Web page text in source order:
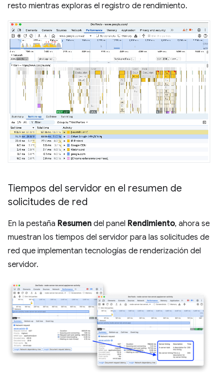
resto mientras exploras el registro de rendimiento.
Tiempos del servidor en el resumen de
solicitudes de red
En la pestaña Resumen del panel Rendimiento, ahora se
muestran los tiempos del servidor para las solicitudes de
red que implementan tecnologías de renderización del
servidor.